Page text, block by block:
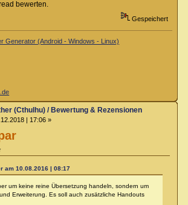
bewerten.
Gespeichert
Generator (Android - Windows - Linux)
(Cthulhu) / Bewertung & Rezensionen
| 17:06 »
am 10.08.2016 | 08:17
um keine reine Übersetzung handeln, sondern um
Erweiterung. Es soll auch zusätzliche Handouts